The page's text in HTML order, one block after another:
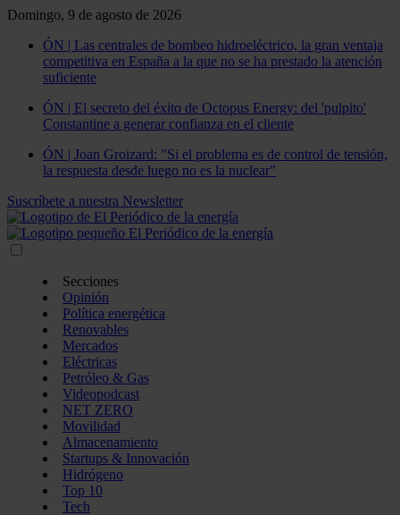
Domingo, 9 de agosto de 2026
ÓN | Las centrales de bombeo hidroeléctrico, la gran ventaja
competitiva en España a la que no se ha prestado la atención
suficiente
ÓN | El secreto del éxito de Octopus Energy: del 'pulpito'
Constantine a generar confianza en el cliente
ÓN | Joan Groizard: "Si el problema es de control de tensión,
la respuesta desde luego no es la nuclear"
Suscríbete a nuestra Newsletter
Secciones
Opinión
Política energética
Renovables
Mercados
Eléctricas
Petróleo & Gas
Videopodcast
NET ZERO
Movilidad
Almacenamiento
Startups & Innovación
Hidrógeno
Top 10
Tech